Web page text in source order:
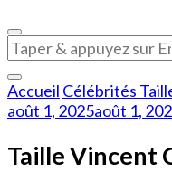
Vous
recherchiez
quelque
chose
?
Accueil Célébrités
août 1, 2025août 1,
Taille Vincent